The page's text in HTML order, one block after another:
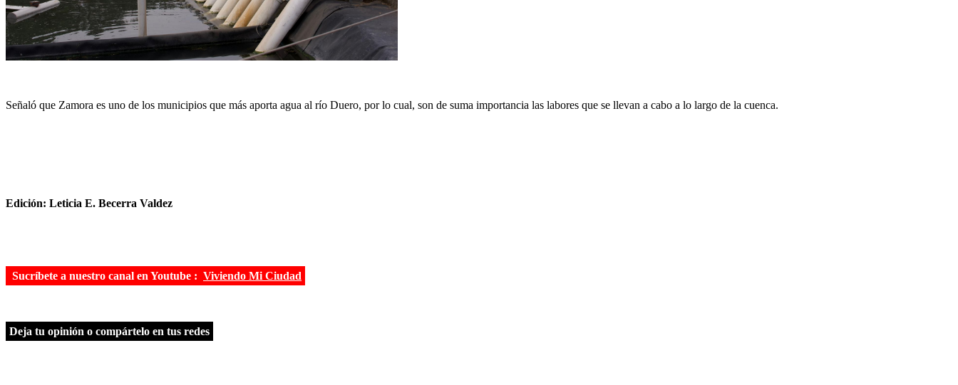
Señaló que Zamora es uno de los municipios que más aporta agua al río Duero, por lo cual, son de suma importancia las labores que se llevan a cabo a lo largo de la cuenca.
Edición: Leticia E. Becerra Valdez
Sucríbete a nuestro canal en Youtube : Viviendo Mi Ciudad
Deja tu opinión o compártelo en tus redes